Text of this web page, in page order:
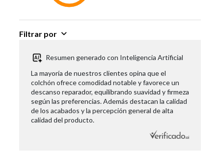
Incluye Plumón
Cubrecolchón
Garantía
Proveedor
la estructura de resortes
resto de los componentes
del mix.
Hecho en Chile
Filtrar por
Resumen generado con Inteligencia Artificial
La mayoría de nuestros clientes opina que el
colchón ofrece comodidad notable y favorece un
descanso reparador, equilibrando suavidad y firmeza
según las preferencias. Además destacan la calidad
de los acabados y la percepción general de alta
calidad del producto.